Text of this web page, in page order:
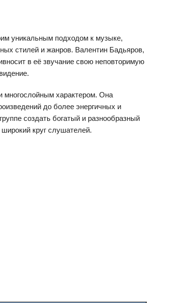
уникальным подходом к музыке,
стилей и жанров. Валентин Бадьяров,
в её звучание свою неповторимую
многослойным характером. Она
до более энергичных и
создать богатый и разнообразный
круг слушателей.